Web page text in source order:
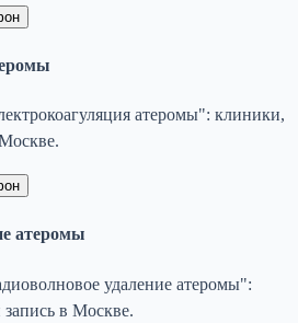
атеромы": клиники,
атеромы
удаление атеромы":
в Москве.